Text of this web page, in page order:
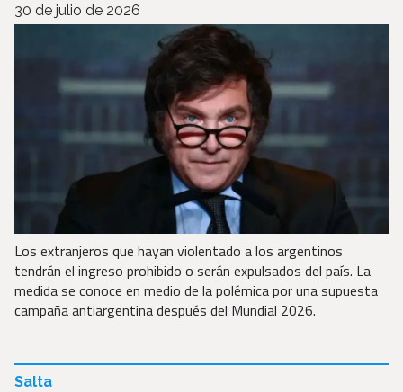
30 de julio de 2026
Los extranjeros que hayan violentado a los argentinos
tendrán el ingreso prohibido o serán expulsados del país. La
medida se conoce en medio de la polémica por una supuesta
campaña antiargentina después del Mundial 2026.
Salta